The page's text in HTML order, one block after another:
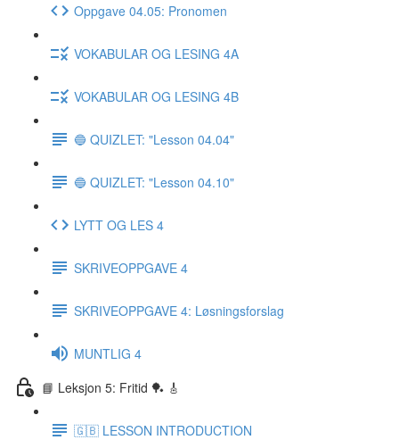
Oppgave 04.05: Pronomen
VOKABULAR OG LESING 4A
VOKABULAR OG LESING 4B
🔵 QUIZLET: "Lesson 04.04"
🔵 QUIZLET: "Lesson 04.10"
LYTT OG LES 4
SKRIVEOPPGAVE 4
SKRIVEOPPGAVE 4: Løsningsforslag
MUNTLIG 4
📘 Leksjon 5: Fritid 🏓 🎸
🇬🇧 LESSON INTRODUCTION